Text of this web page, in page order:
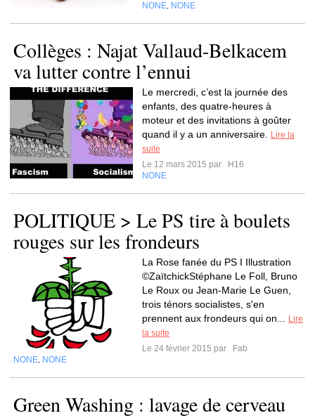
NONE NONE
Collèges : Najat Vallaud-Belkacem
va lutter contre l’ennui
Le mercredi, c’est la journée des
enfants, des quatre-heures à
moteur et des invitations à goûter
quand il y a un anniversaire.
Lire la
suite
Le 12 mars 2015 par
H16
NONE
POLITIQUE > Le PS tire à boulets
rouges sur les frondeurs
La Rose fanée du PS I Illustration
©ZaïtchickStéphane Le Foll, Bruno
Le Roux ou Jean-Marie Le Guen,
trois ténors socialistes, s'en
prennent aux frondeurs qui on...
Lire
la suite
Le 24 février 2015 par
Fab
NONE NONE
Green Washing : lavage de cerveau